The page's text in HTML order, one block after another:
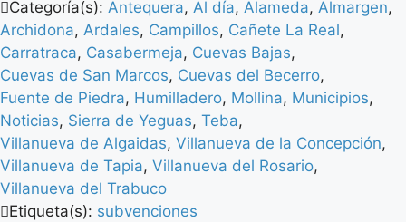
Categoría(s): Antequera, Al día, Alameda, Almargen,
Archidona, Ardales, Campillos, Cañete La Real,
Carratraca, Casabermeja, Cuevas Bajas,
Cuevas de San Marcos, Cuevas del Becerro,
Fuente de Piedra, Humilladero, Mollina, Municipios,
Noticias, Sierra de Yeguas, Teba,
Villanueva de Algaidas, Villanueva de la Concepción,
Villanueva de Tapia, Villanueva del Rosario,
Villanueva del Trabuco
Etiqueta(s): subvenciones